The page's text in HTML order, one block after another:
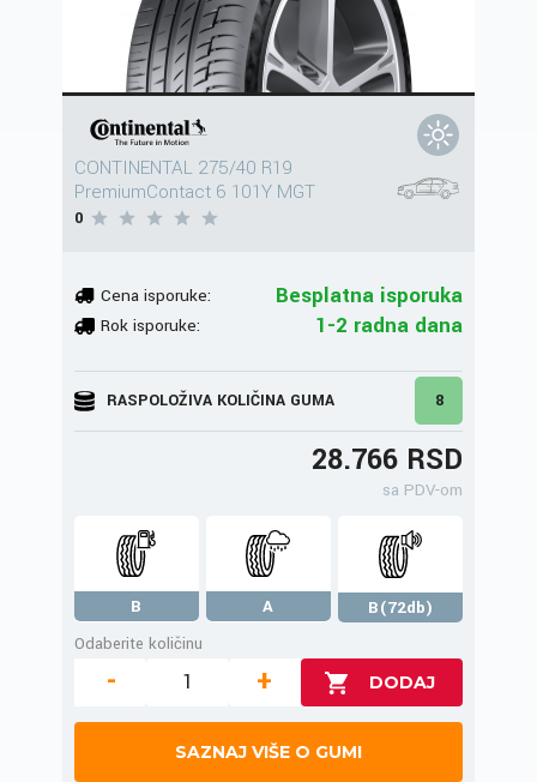
CONTINENTAL 275/40 R19
PremiumContact 6 101Y MGT
0
Cena isporuke: Besplatna isporuka
Rok isporuke: 1-2 radna dana
RASPOLOŽIVA KOLIČINA GUMA 8
28.766 RSD
sa PDV-om
B A
B(72db)
Odaberite količinu
- +
SAZNAJ VIŠE O GUMI